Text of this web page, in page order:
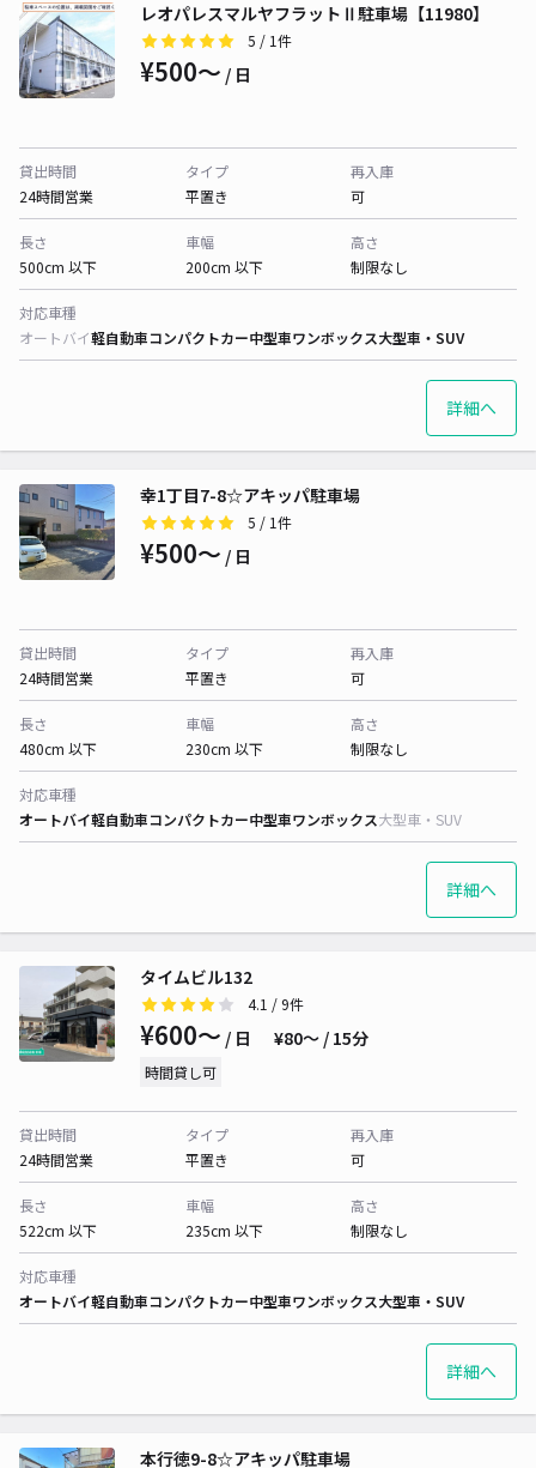
レオパレスマルヤフラットⅡ駐車場【11980】
5 / 1件
¥500〜 / 日
貸出時間
24時間営業
タイプ
平置き
再入庫
可
長さ
500cm 以下
車幅
200cm 以下
高さ
制限なし
対応車種
オートバイ軽自動車コンパクトカー中型車ワンボックス大型車・SUV
詳細へ
幸1丁目7-8☆アキッパ駐車場
5 / 1件
¥500〜 / 日
貸出時間
24時間営業
タイプ
平置き
再入庫
可
長さ
480cm 以下
車幅
230cm 以下
高さ
制限なし
対応車種
オートバイ軽自動車コンパクトカー中型車ワンボックス大型車・SUV
詳細へ
タイムビル132
4.1 / 9件
¥600〜 / 日 ¥80〜 / 15分
時間貸し可
貸出時間
24時間営業
タイプ
平置き
再入庫
可
長さ
522cm 以下
車幅
235cm 以下
高さ
制限なし
対応車種
オートバイ軽自動車コンパクトカー中型車ワンボックス大型車・SUV
詳細へ
本行徳9-8☆アキッパ駐車場